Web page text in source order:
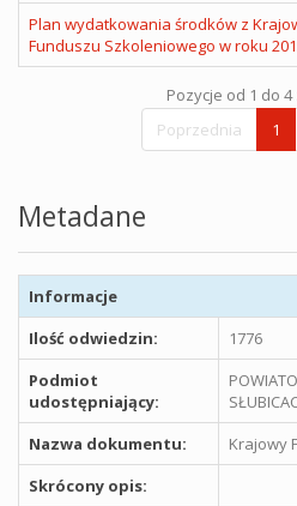
Plan wydatkowania środków z
Funduszu Szkoleniowego w roku
Pozycje od 1 do 4
Poprzednia
1
Metadane
Informacje
Ilość odwiedzin:
1776
Podmiot
udostępniający:
Nazwa dokumentu:
Krajowy
Skrócony opis: